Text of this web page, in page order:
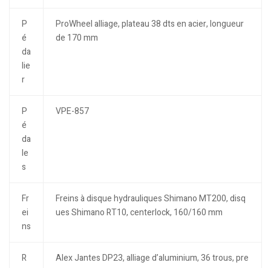
P
é
da
lie
r
ProWheel alliage, plateau 38 dts en acier, longueur
de 170 mm
P
é
da
le
s
VPE-857
Fr
ei
ns
Freins à disque hydrauliques Shimano MT200, disq
ues Shimano RT10, centerlock, 160/160 mm
R
Alex Jantes DP23, alliage d’aluminium, 36 trous, pre